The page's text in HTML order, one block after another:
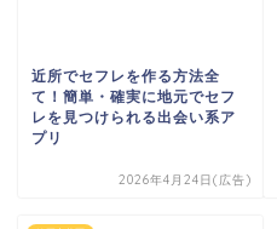
近所でセフレを作る方法全
て！簡単・確実に地元でセフ
レを見つけられる出会い系ア
プリ
2026年4月24日(広告)